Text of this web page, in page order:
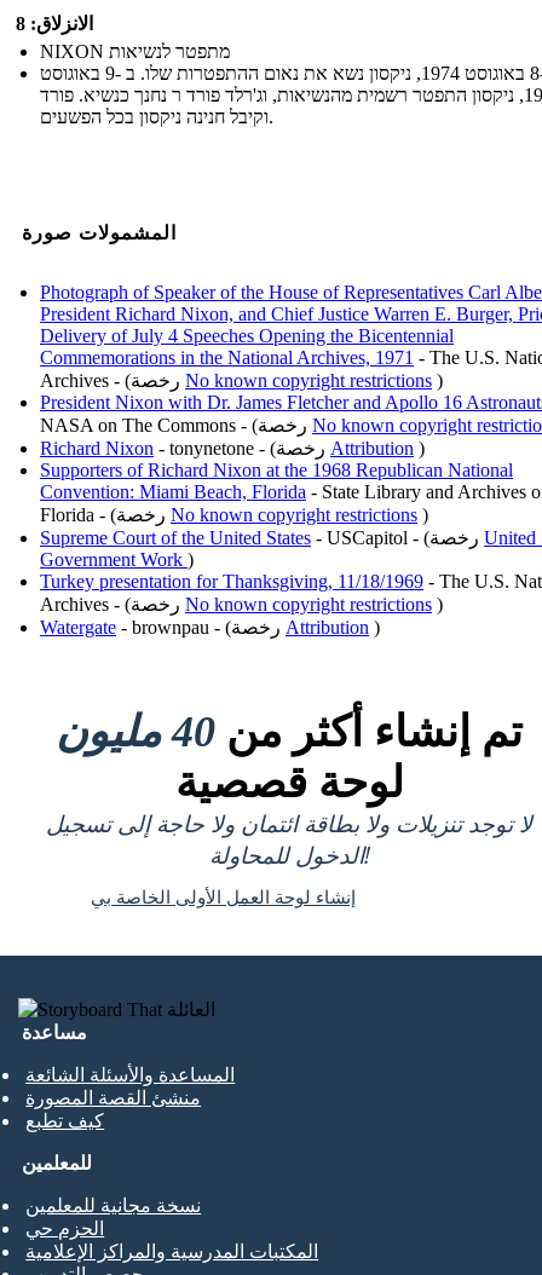
الانزلاق: 8
NIXON מתפטר לנשיאות
ב -8 באוגוסט 1974, ניקסון נשא את נאום ההתפטרות שלו. ב -9 באוגוסט
1974, ניקסון התפטר רשמית מהנשיאות, וג'רלד פורד ר נחנך כנשיא. פורד
וקיבל חנינה ניקסון בכל הפשעים.
المشمولات صورة
Photograph of Speaker of the House of Representatives Carl
President Richard Nixon, and Chief Justice Warren E. Burger,
Delivery of July 4 Speeches Opening the Bicentennial
Commemorations in the National Archives, 1971 - The U.S.
No known copyright restrictions )
President Nixon with Dr. James Fletcher and Apollo 16
No known copyright
Richard Nixon
Attribution )
Supporters of Richard Nixon at the 1968 Republican National
Convention: Miami Beach, Florida - State Library and Archives
No known copyright restrictions )
Supreme Court of the United States
United
Government Work )
Turkey presentation for Thanksgiving, 11/18/1969 - The U.S.
No known copyright restrictions )
Watergate
Attribution )
تم إنشاء أكثر من 40 مليون
لوحة قصصية
لا توجد تنزيلات ولا بطاقة ائتمان ولا حاجة إلى تسجيل
الدخول للمحاولة!
إنشاء لوحة العمل الأولى الخاصة بي
مساعدة
المساعدة والأسئلة الشائعة
منشئ القصة المصورة
كيف تطبع
للمعلمين
نسخة مجانية للمعلمين
الحزم حي
المكتبات المدرسية والمراكز الإعلامية